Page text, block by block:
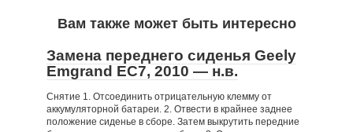
Вам также может быть интересно
Замена переднего сиденья Geely
Emgrand EC7, 2010 — н.в.
Снятие 1. Отсоединить отрицательную клемму от
аккумуляторной батареи. 2. Отвести в крайнее заднее
положение сиденье в сборе. Затем выкрутить передние